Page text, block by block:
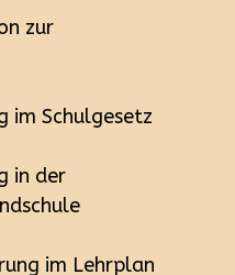
zur
im Schulgesetz
in der
im Lehrplan